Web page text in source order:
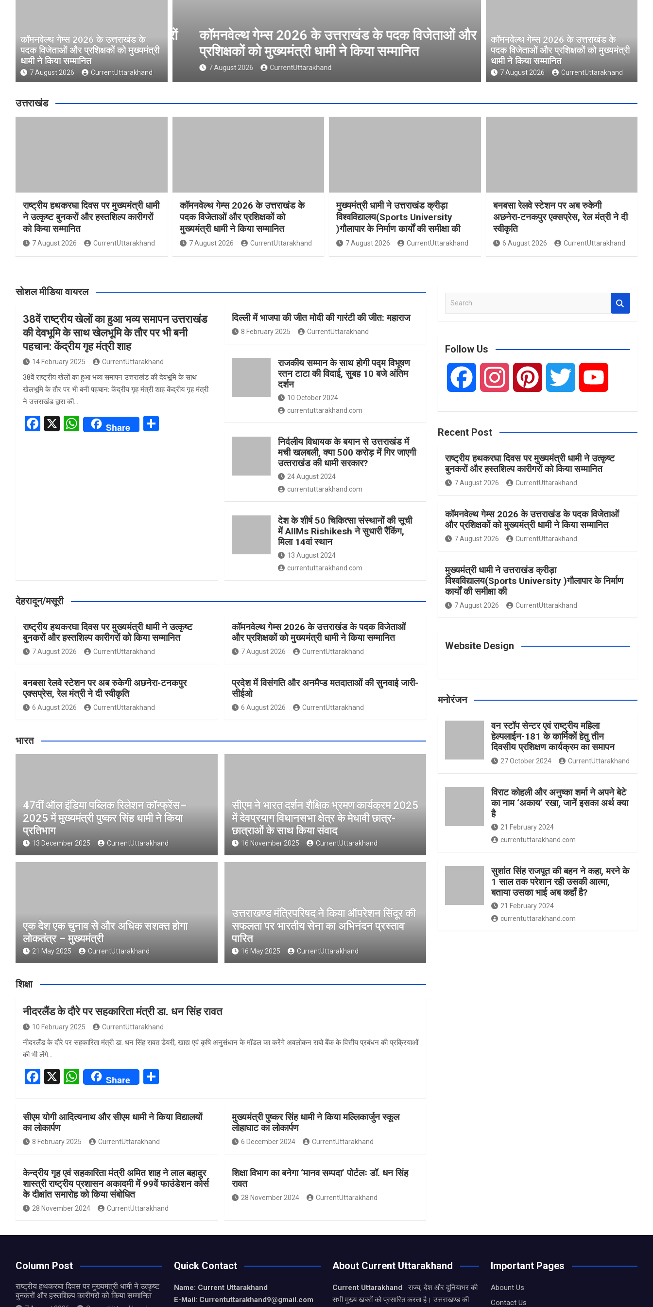
कॉमनवेल्थ गेम्स 2026 के उत्तराखंड के
पदक विजेताओं और प्रशिक्षकों को मुख्यमंत्री
धामी ने किया सम्मानित
7 August 2026 CurrentUttarakhand
धामी ने उत्कृष्ट बुनकरों
सम्मानित
कॉमनवेल्थ गेम्स 2026 के उत्तराखंड के पदक विजेताओं और
प्रशिक्षकों को मुख्यमंत्री धामी ने किया सम्मानित
7 August 2026 CurrentUttarakhand
मुख्यमंत्री धामी ने उत्तराखंड
University )गौलापार के निर्माण
कॉमनवेल्थ गेम्स 2026 के उत्तराखंड के
पदक विजेताओं और प्रशिक्षकों को मुख्यमंत्री
धामी ने किया सम्मानित
7 August 2026 CurrentUttarakhand
उत्तराखंड
राष्ट्रीय हथकरघा दिवस पर मुख्यमंत्री धामी
ने उत्कृष्ट बुनकरों और हस्तशिल्प कारीगरों
को किया सम्मानित
7 August 2026 CurrentUttarakhand
कॉमनवेल्थ गेम्स 2026 के उत्तराखंड के
पदक विजेताओं और प्रशिक्षकों को
मुख्यमंत्री धामी ने किया सम्मानित
7 August 2026 CurrentUttarakhand
मुख्यमंत्री धामी ने उत्तराखंड क्रीड़ा
विश्वविद्यालय(Sports University
)गौलापार के निर्माण कार्यों की समीक्षा की
7 August 2026 CurrentUttarakhand
बनबसा रेलवे स्टेशन पर अब रुकेगी
अछनेरा-टनकपुर एक्सप्रेस, रेल मंत्री ने दी
स्वीकृति
6 August 2026 CurrentUttarakhand
सोशल मीडिया वायरल
38वें राष्ट्रीय खेलों का हुआ भव्य समापन उत्तराखंड
की देवभूमि के साथ खेलभूमि के तौर पर भी बनी
पहचान: केंद्रीय गृह मंत्री शाह
14 February 2025 CurrentUttarakhand
38वें राष्ट्रीय खेलों का हुआ भव्य समापन उत्तराखंड की देवभूमि के साथ
खेलभूमि के तौर पर भी बनी पहचान: केंद्रीय गृह मंत्री शाह केंद्रीय गृह मंत्री
ने उत्तराखंड द्वारा की…
F
X
W
Share
दिल्ली में भाजपा की जीत मोदी की गारंटी की जीत: महाराज
8 February 2025 CurrentUttarakhand
राजकीय सम्मान के साथ होगी पद्म विभूषण
रतन टाटा की विदाई, सुबह 10 बजे अंतिम
दर्शन
10 October 2024
currentuttarakhand.com
निर्दलीय विधायक के बयान से उत्तराखंड में
मची खलबली, क्‍या 500 करोड़ में गिर जाएगी
उत्‍तराखंड की धामी सरकार?
24 August 2024
currentuttarakhand.com
देश के शीर्ष 50 चिकित्सा संस्थानों की सूची
में AIIMs Rishikesh ने सुधारी रैंकिंग,
मिला 14वां स्थान
13 August 2024
currentuttarakhand.com
देहरादून/मसूरी
राष्ट्रीय हथकरघा दिवस पर मुख्यमंत्री धामी ने उत्कृष्ट
बुनकरों और हस्तशिल्प कारीगरों को किया सम्मानित
7 August 2026 CurrentUttarakhand
कॉमनवेल्थ गेम्स 2026 के उत्तराखंड के पदक विजेताओं
और प्रशिक्षकों को मुख्यमंत्री धामी ने किया सम्मानित
7 August 2026 CurrentUttarakhand
बनबसा रेलवे स्टेशन पर अब रुकेगी अछनेरा-टनकपुर
एक्सप्रेस, रेल मंत्री ने दी स्वीकृति
6 August 2026 CurrentUttarakhand
प्रदेश में विसंगति और अनमैप्ड मतदाताओं की सुनवाई जारी-
सीईओ
6 August 2026 CurrentUttarakhand
भारत
47वीं ऑल इंडिया पब्लिक रिलेशन कॉन्फ्रेंस–
2025 में मुख्यमंत्री पुष्कर सिंह धामी ने किया
प्रतिभाग
13 December 2025 CurrentUttarakhand
सीएम ने भारत दर्शन शैक्षिक भ्रमण कार्यक्रम 2025
में देवप्रयाग विधानसभा क्षेत्र के मेधावी छात्र-
छात्राओं के साथ किया संवाद
16 November 2025 CurrentUttarakhand
एक देश एक चुनाव से और अधिक सशक्त होगा
लोकतंत्र – मुख्यमंत्री
21 May 2025 CurrentUttarakhand
उत्तराखण्ड मंत्रिपरिषद ने किया ऑपरेशन सिंदूर की
सफलता पर भारतीय सेना का अभिनंदन प्रस्ताव
पारित
16 May 2025 CurrentUttarakhand
शिक्षा
नीदरलैंड के दौरे पर सहकारिता मंत्री डा. धन सिंह रावत
10 February 2025 CurrentUttarakhand
नीदरलैंड के दौरे पर सहकारिता मंत्री डा. धन सिंह रावत डेयरी, खाद्य एवं कृषि अनुसंधान के मॉडल का करेंगे अवलोकन राबो बैंक के वित्तीय प्रबंधन की प्रक्रियाओं
की भी लेंगे…
F
ce
b
o
o
k
X
W
s
A
p
p
Share
ar
e
सीएम योगी आदित्यनाथ और सीएम धामी ने किया विद्यालयों
का लोकार्पण
8 February 2025 CurrentUttarakhand
मुख्यमंत्री पुष्कर सिंह धामी ने किया मल्लिकार्जुन स्कूल
लोहाघाट का लोकार्पण
6 December 2024 CurrentUttarakhand
केन्द्रीय गृह एवं सहकारिता मंत्री अमित शाह ने लाल बहादुर
शास्त्री राष्ट्रीय प्रशासन अकादमी में 99वें फाउंडेशन कोर्स
के दीक्षांत समारोह को किया संबोधित
28 November 2024 CurrentUttarakhand
शिक्षा विभाग का बनेगा ‘मानव सम्पदा’ पोर्टलः डॉ. धन सिंह
रावत
28 November 2024 CurrentUttarakhand
a
c
Follow Us
c
e
b
o
o
k
s
t
a
g
r
a
m
n
t
e
r
e
s
t
i
t
t
e
r
u
u
b
e
Recent Post
राष्ट्रीय हथकरघा दिवस पर मुख्यमंत्री धामी ने उत्कृष्ट
बुनकरों और हस्तशिल्प कारीगरों को किया सम्मानित
7 August 2026 CurrentUttarakhand
कॉमनवेल्थ गेम्स 2026 के उत्तराखंड के पदक विजेताओं
और प्रशिक्षकों को मुख्यमंत्री धामी ने किया सम्मानित
7 August 2026 CurrentUttarakhand
मुख्यमंत्री धामी ने उत्तराखंड क्रीड़ा
विश्वविद्यालय(Sports University )गौलापार के निर्माण
कार्यों की समीक्षा की
7 August 2026 CurrentUttarakhand
Website Design
मनोरंजन
वन स्टॉप सेन्टर एवं राष्ट्रीय महिला
हेल्पलाईन-181 के कार्मिकों हेतु तीन
दिवसीय प्रशिक्षण कार्यक्रम का समापन
27 October 2024 CurrentUttarakhand
विराट कोहली और अनुष्का शर्मा ने अपने बेटे
का नाम ‘अकाय’ रखा, जानें इसका अर्थ क्‍या
है
21 February 2024
currentuttarakhand.com
सुशांत सिंह राजपूत की बहन ने कहा, मरने के
1 साल तक परेशान रही उसकी आत्मा,
बताया उसका भाई अब कहाँ है?
21 February 2024
currentuttarakhand.com
Column Post
राष्ट्रीय हथकरघा दिवस पर मुख्यमंत्री धामी ने उत्कृष्ट
बुनकरों और हस्तशिल्प कारीगरों को किया सम्मानित
Quick Contact
Name: Current Uttarakhand
E-Mail: Currentuttarakhand9@gmail.com
About Current Uttarakhand
Current Uttarakhand
राज्य, देश और दुनियाभर की
सभी मुख्य खबरों को प्रसारित करता है। उत्तराखण्ड की
Important Pages
Abount Us
Contact Us